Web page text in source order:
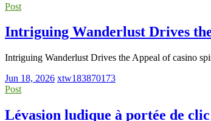
Post
Intriguing Wanderlust Drives
Intriguing Wanderlust Drives the Appeal of casino
Jun 18, 2026 xtw183870173
Post
Lévasion ludique à portée de